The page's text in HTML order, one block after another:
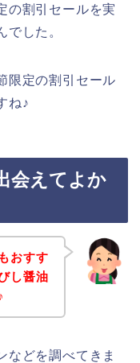
の割引セールを実
した。
限定の割引セール
ね♪
会えてよか
おすす
し醤油
などを調べてきま